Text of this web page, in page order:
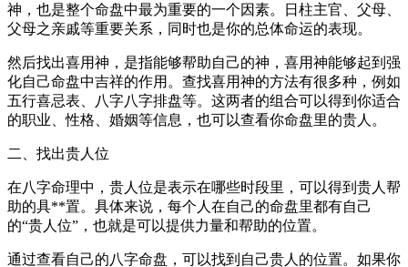
神，也是整个命盘中最为重要的一个因素。日柱主官、父母、
父母之亲戚等重要关系，同时也是你的总体命运的表现。
然后找出喜用神，是指能够帮助自己的神，喜用神能够起到强
化自己命盘中吉祥的作用。查找喜用神的方法有很多种，例如
五行喜忌表、八字八字排盘等。这两者的组合可以得到你适合
的职业、性格、婚姻等信息，也可以查看你命盘里的贵人。
二、找出贵人位
在八字命理中，贵人位是表示在哪些时段里，可以得到贵人帮
助的具**置。具体来说，每个人在自己的命盘里都有自己
的“贵人位”，也就是可以提供力量和帮助的位置。
通过查看自己的八字命盘，可以找到自己贵人的位置。如果你